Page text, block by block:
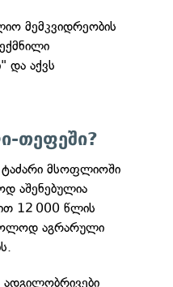
მემკვიდრეობის
და აქვს
თეფეში?
მსოფლიოში
აშენებულია
12 000 წლის
აგრარული